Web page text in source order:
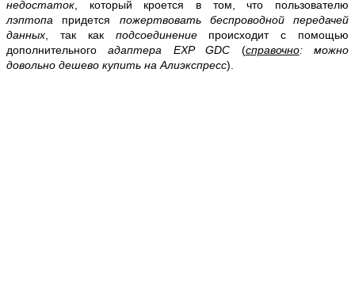
недостаток , который кроется в том, что пользователю
лэптопа придется пожертвовать беспроводной передачей
данных , так как подсоединение происходит с помощью
дополнительногоадаптера EXP GDC (справочно: можно
довольно дешево купить на Алиэкспресс).